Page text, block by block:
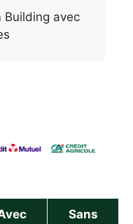
Building avec
Sans